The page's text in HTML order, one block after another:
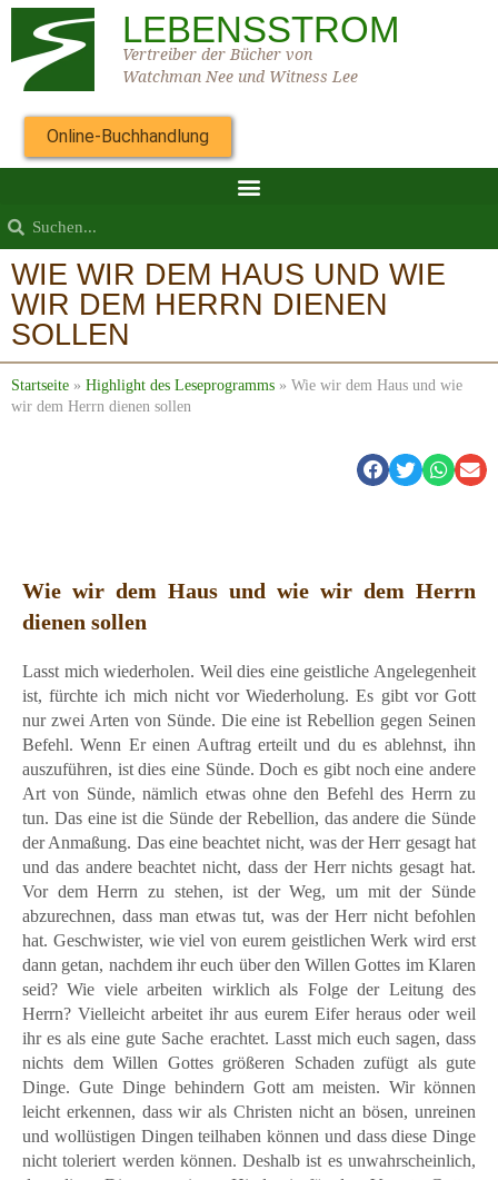
LEBENSSTROM
Vertreiber der Bücher von
Watchman Nee und Witness Lee
Online-Buchhandlung
WIE WIR DEM HAUS UND WIE
WIR DEM HERRN DIENEN
SOLLEN
Startseite » Highlight des Leseprogramms » Wie wir dem Haus und wie
wir dem Herrn dienen sollen
Wie wir dem Haus und wie wir dem Herrn
dienen sollen
Lasst mich wiederholen. Weil dies eine geistliche Angelegenheit
ist, fürchte ich mich nicht vor Wiederholung. Es gibt vor Gott
nur zwei Arten von Sünde. Die eine ist Rebellion gegen Seinen
Befehl. Wenn Er einen Auftrag erteilt und du es ablehnst, ihn
auszuführen, ist dies eine Sünde. Doch es gibt noch eine andere
Art von Sünde, nämlich etwas ohne den Befehl des Herrn zu
tun. Das eine ist die Sünde der Rebellion, das andere die Sünde
der Anmaßung. Das eine beachtet nicht, was der Herr gesagt hat
und das andere beachtet nicht, dass der Herr nichts gesagt hat.
Vor dem Herrn zu stehen, ist der Weg, um mit der Sünde
abzurechnen, dass man etwas tut, was der Herr nicht befohlen
hat. Geschwister, wie viel von eurem geistlichen Werk wird erst
dann getan, nachdem ihr euch über den Willen Gottes im Klaren
seid? Wie viele arbeiten wirklich als Folge der Leitung des
Herrn? Vielleicht arbeitet ihr aus eurem Eifer heraus oder weil
ihr es als eine gute Sache erachtet. Lasst mich euch sagen, dass
nichts dem Willen Gottes größeren Schaden zufügt als gute
Dinge. Gute Dinge behindern Gott am meisten. Wir können
leicht erkennen, dass wir als Christen nicht an bösen, unreinen
und wollüstigen Dingen teilhaben können und dass diese Dinge
nicht toleriert werden können. Deshalb ist es unwahrscheinlich,